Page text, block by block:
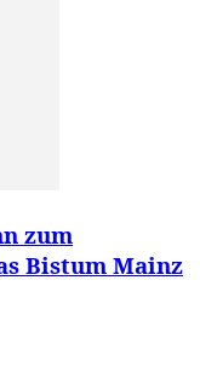
zum
Bistum Mainz